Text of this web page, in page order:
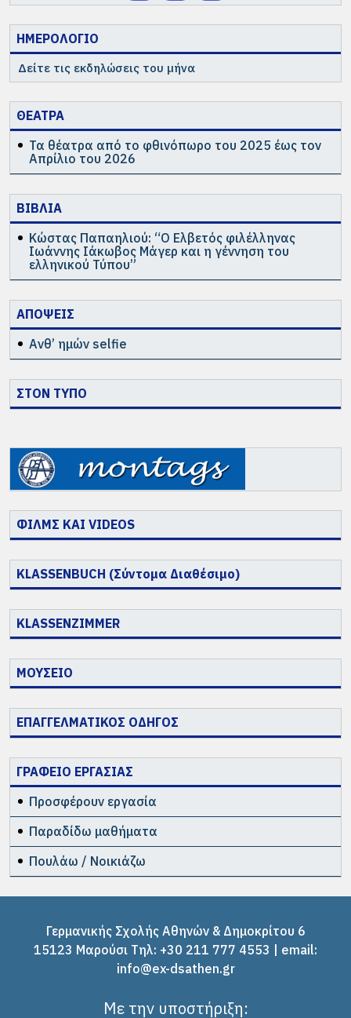
ΗΜΕΡΟΛΟΓΙΟ
Δείτε τις εκδηλώσεις του μήνα
ΘΕΑΤΡΑ
Τα θέατρα από το φθινόπωρο του 2025 έως τον
Απρίλιο του 2026
ΒΙΒΛΙΑ
Κώστας Παπαηλιού: “Ο Ελβετός φιλέλληνας
Ιωάννης Ιάκωβος Μάγερ και η γέννηση του
ελληνικού Τύπου”
ΑΠΟΨΕΙΣ
Ανθ’ ημών selfie
ΣΤΟΝ ΤΥΠΟ
ΦΙΛΜΣ ΚΑΙ VIDEOS
KLASSENBUCH (Σύντομα Διαθέσιμο)
KLASSENZIMMER
ΜΟΥΣΕΙΟ
ΕΠΑΓΓΕΛΜΑΤΙΚΟΣ ΟΔΗΓΟΣ
ΓΡΑΦΕΙΟ ΕΡΓΑΣΙΑΣ
Προσφέρουν εργασία
Παραδίδω μαθήματα
Πουλάω / Νοικιάζω
Γερμανικής Σχολής Αθηνών & Δημοκρίτου 6
15123 Μαρούσι Tηλ: +30 211 777 4553 | email:
info@ex-dsathen.gr
Με την υποστήριξη: